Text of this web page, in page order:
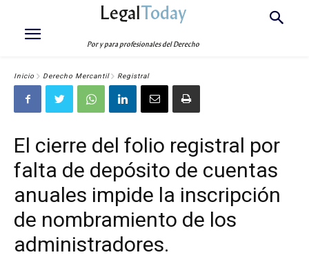
LegalToday
Por y para profesionales del Derecho
Inicio Derecho Mercantil Registral
El cierre del folio registral por
falta de depósito de cuentas
anuales impide la inscripción
de nombramiento de los
administradores.